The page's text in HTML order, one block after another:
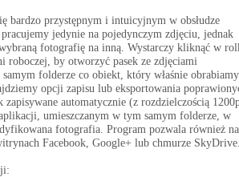
bardzo przystępnym i intuicyjnym w obsłudze
jedynie na pojedynczym zdjęciu, jednak
fotografię na inną. Wystarczy kliknąć w
roboczej, by otworzyć pasek ze zdjęciami
folderze co obiekt, który właśnie
opcji zapisu lub eksportowania
automatycznie (z rozdzielczością
umieszczanym w tym samym folderze, w
fotografia. Program pozwala również na
Facebook, Google+ lub chmurze